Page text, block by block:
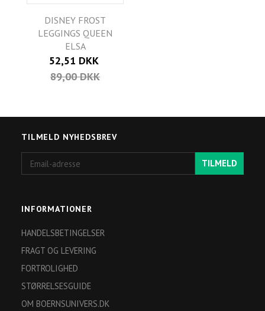
DISNEY FROST
LEGGINGS QUEEN
ELSA
52,51 DKK
89,00 DKK
TILMELD NYHEDSBREV
adresse
TILMELD
INFORMATIONER
HANDELSBETINGELSER
FRAGT OG LEVERING
FORTROLIGHED
STØRRELSESGUIDE
OM BOERNSUNIVERS.DK